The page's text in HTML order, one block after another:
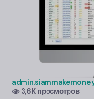
3,6К просмотров